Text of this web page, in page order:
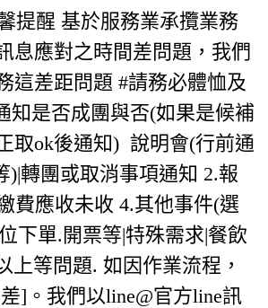
提醒 基於服務業承攬業務
息應對之時間差問題，我們
這差距問題 #請務必體恤及
知是否成團與否(如果是候補
取ok後通知) 說明會(行前通
)|轉團或取消事項通知 2.報
費應收未收 4.其他事件(選
下單.開票等|特殊需求|餐飲
上等問題. 如因作業流程，
]。我們以line@官方line訊